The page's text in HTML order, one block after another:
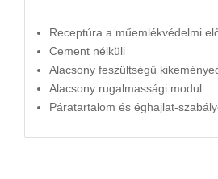
Receptúra a műemlékvédelmi
Cement nélküli
Alacsony feszültségű
Alacsony rugalmassági modul
Páratartalom és éghajlat-